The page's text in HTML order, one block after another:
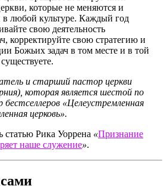
которые не меняются и
любой культуре. Каждый год
свою деятельность
корректируйте свою стратегию и
Божьих задач в том месте и в той
и старший пастор церкви
которая является шестой по
«Целеустремленная
церковь».
статью Рика Уоррена «Признание
наше служение».